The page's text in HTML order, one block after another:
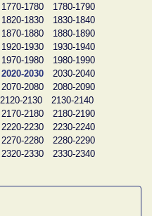
1770-1780
1780-1790
1820-1830
1830-1840
1870-1880
1880-1890
1920-1930
1930-1940
1970-1980
1980-1990
2020-2030
2030-2040
2070-2080
2080-2090
2120-2130
2130-2140
2170-2180
2180-2190
2220-2230
2230-2240
2270-2280
2280-2290
2320-2330
2330-2340